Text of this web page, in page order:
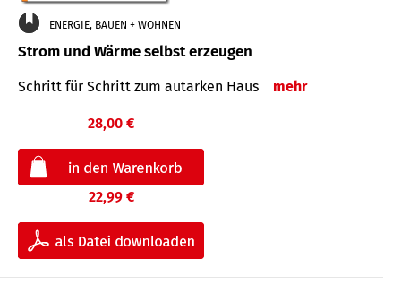
ENERGIE, BAUEN + WOHNEN
Strom und Wärme selbst erzeugen
Schritt für Schritt zum autarken Haus mehr
28,00 €
22,99 €